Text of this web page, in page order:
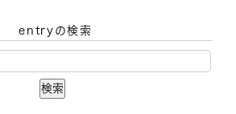
entryの検索